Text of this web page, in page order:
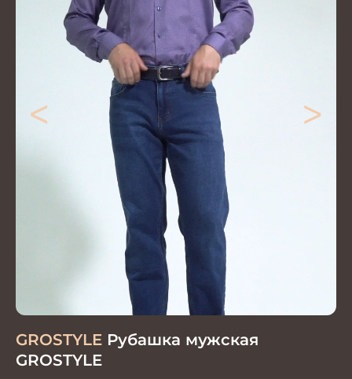
< >
GROSTYLE Рубашка мужская
GROSTYLE